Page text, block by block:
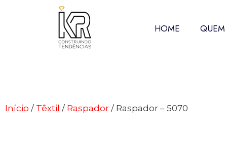
HOME
Início / Têxtil / Raspador / Raspador – 5070